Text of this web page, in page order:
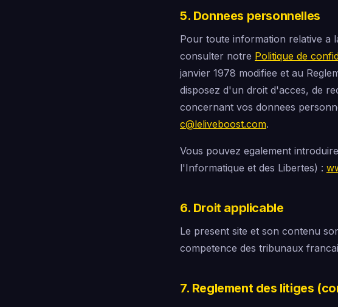
5. Donnees personnelles
Pour toute information relative a
consulter notre Politique de
janvier 1978 modifiee et au
disposez d'un droit d'acces, de
concernant vos donnees
c@leliveboost.com.
Vous pouvez egalement
l'Informatique et des Libertes) :
6. Droit applicable
Le present site et son contenu
competence des tribunaux
7. Reglement des litiges